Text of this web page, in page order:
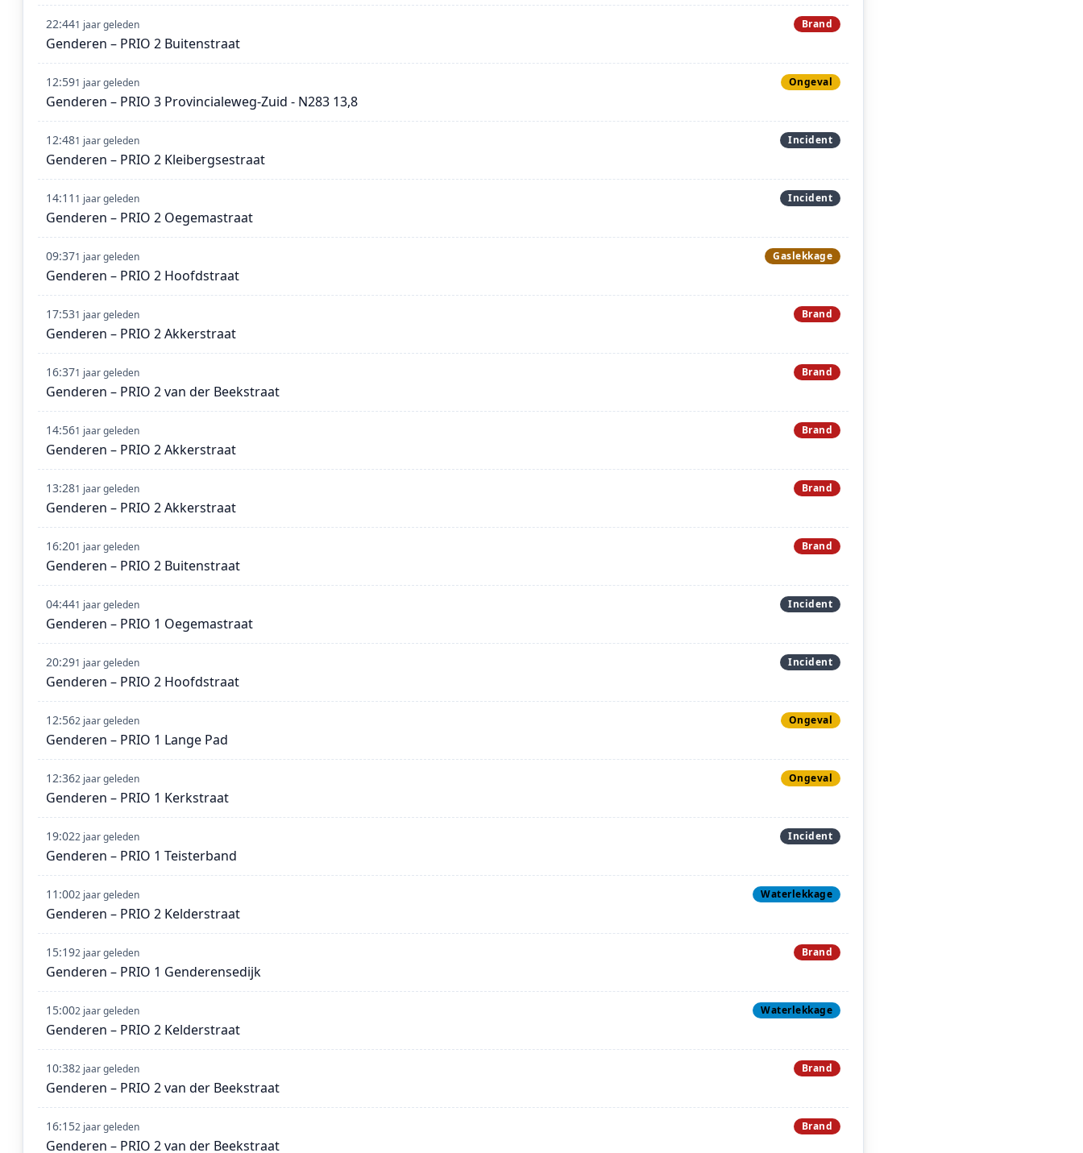
22:441 jaar geleden Brand
Genderen – PRIO 2 Buitenstraat
12:591 jaar geleden Ongeval
Genderen – PRIO 3 Provincialeweg-Zuid - N283 13,8
12:481 jaar geleden Incident
Genderen – PRIO 2 Kleibergsestraat
14:11 1 jaar geleden Incident
Genderen – PRIO 2 Oegemastraat
09:371 jaar geleden Gaslekkage
Genderen – PRIO 2 Hoofdstraat
17:531 jaar geleden Brand
Genderen – PRIO 2 Akkerstraat
16:371 jaar geleden Brand
Genderen – PRIO 2 van der Beekstraat
14:561 jaar geleden Brand
Genderen – PRIO 2 Akkerstraat
13:281 jaar geleden Brand
Genderen – PRIO 2 Akkerstraat
16:201 jaar geleden Brand
Genderen – PRIO 2 Buitenstraat
04:441 jaar geleden Incident
Genderen – PRIO 1 Oegemastraat
20:291 jaar geleden Incident
Genderen – PRIO 2 Hoofdstraat
12:562 jaar geleden Ongeval
Genderen – PRIO 1 Lange Pad
12:362 jaar geleden Ongeval
Genderen – PRIO 1 Kerkstraat
19:022 jaar geleden Incident
Genderen – PRIO 1 Teisterband
11:002 jaar geleden Waterlekkage
Genderen – PRIO 2 Kelderstraat
15:192 jaar geleden Brand
Genderen – PRIO 1 Genderensedijk
15:002 jaar geleden Waterlekkage
Genderen – PRIO 2 Kelderstraat
10:382 jaar geleden Brand
Genderen – PRIO 2 van der Beekstraat
16:152 jaar geleden Brand
Genderen – PRIO 2 van der Beekstraat